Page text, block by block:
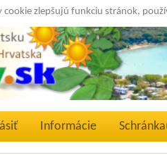
cookie zlepšujú funkciu stránok,
Informácie